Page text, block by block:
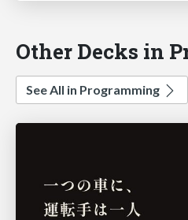
Other Decks in
See All in Programming